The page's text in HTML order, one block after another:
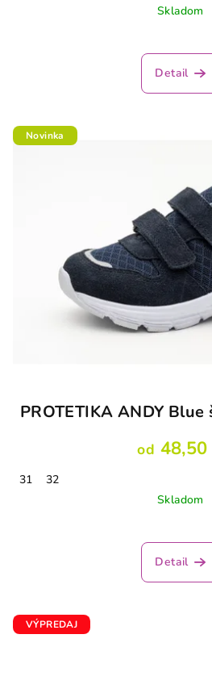
Skladom
Detail
Novinka
PROTETIKA ANDY
od 48,50
31
32
Skladom
Detail
VÝPREDAJ